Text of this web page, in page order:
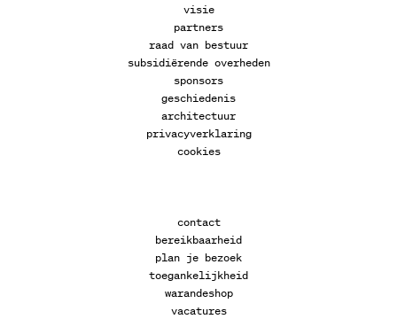
visie
partners
raad van bestuur
subsidiërende overheden
sponsors
geschiedenis
architectuur
privacyverklaring
cookies
contact
bereikbaarheid
plan je bezoek
toegankelijkheid
warandeshop
vacatures